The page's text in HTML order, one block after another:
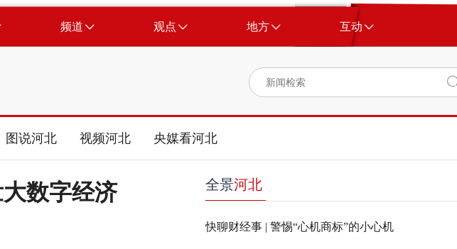
频道 观点 地方 互动
图说河北 视频河北 央媒看河北
数字经济 全景河北
快聊财经事 | 警惕“心机商标”的小心机